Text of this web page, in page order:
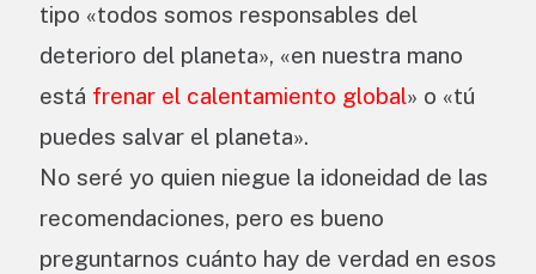
tipo «todos somos responsables del
deterioro del planeta», «en nuestra mano
está frenar el calentamiento global» o «tú
puedes salvar el planeta».
No seré yo quien niegue la idoneidad de las
recomendaciones, pero es bueno
preguntarnos cuánto hay de verdad en esos